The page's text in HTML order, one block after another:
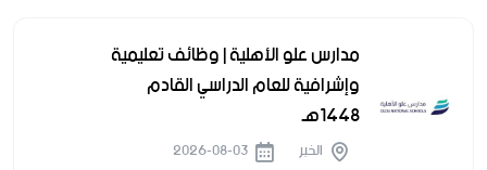
مدارس علو الأهلية | وظائف تعليمية
وإشرافية للعام الدراسي القادم
1448هـ
الخبر